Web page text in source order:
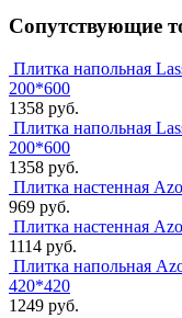
Сопутствующие
Плитка напольная
200*600
1358 руб.
Плитка напольная
200*600
1358 руб.
Плитка настенная
969 руб.
Плитка настенная
1114 руб.
Плитка напольная
420*420
1249 руб.